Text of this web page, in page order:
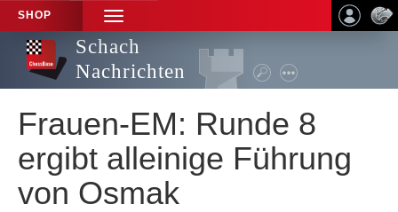
SHOP
TOGGLE
NAVIGATION
Schach
Nachrichten
Frauen-EM: Runde 8
ergibt alleinige Führung
von Osmak